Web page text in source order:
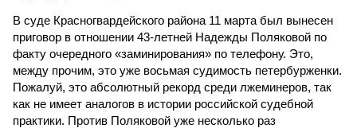
В суде Красногвардейского района 11 марта был вынесен
приговор в отношении 43-летней Надежды Поляковой по
факту очередного «заминирования» по телефону. Это,
между прочим, это уже восьмая судимость петербурженки.
Пожалуй, это абсолютный рекорд среди лжеминеров, так
как не имеет аналогов в истории российской судебной
практики. Против Поляковой уже несколько раз